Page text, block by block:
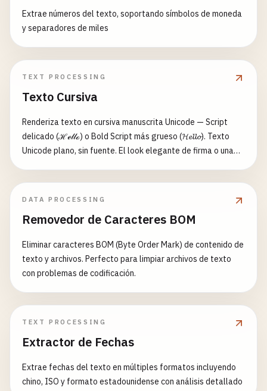
Extrae números del texto, soportando símbolos de moneda
y separadores de miles
TEXT PROCESSING
Texto Cursiva
Renderiza texto en cursiva manuscrita Unicode — Script
delicado (ℋℯ𝓁𝓁ℴ) o Bold Script más grueso (𝓗𝓮𝓵𝓵𝓸). Texto
Unicode plano, sin fuente. El look elegante de firma o una
DATA PROCESSING
Removedor de Caracteres BOM
Eliminar caracteres BOM (Byte Order Mark) de contenido de
texto y archivos. Perfecto para limpiar archivos de texto
con problemas de codificación.
TEXT PROCESSING
Extractor de Fechas
Extrae fechas del texto en múltiples formatos incluyendo
chino, ISO y formato estadounidense con análisis detallado